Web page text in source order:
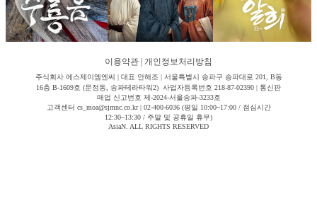
이용약관 개인정보처리방침
주식회사 에스제이엠엔씨 | 대표 안해조 | 서울특별시 송파구 송파대로 201, B동
16층 B-1609호 (문정동, 송파테라타워2) 사업자등록번호 218-87-02390 | 통신판
매업 신고번호 제-2024-서울송파-3233호
고객센터 cs_moa@sjmnc.co.kr | 02-400-6036 (평일 10:00~17:00 / 점심시간
12:30~13:30 / 주말 및 공휴일 휴무)
AsiaN. ALL RIGHTS RESERVED